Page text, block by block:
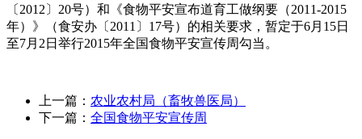
〔2012〕20号）和《食物平安宣布道育工做纲要（2011-2015
年）》（食安办〔2011〕17号）的相关要求，暂定于6月15日
至7月2日举行2015年全国食物平安宣传周勾当。
上一篇： 农业农村局（畜牧兽医局）
下一篇： 全国食物平安宣传周